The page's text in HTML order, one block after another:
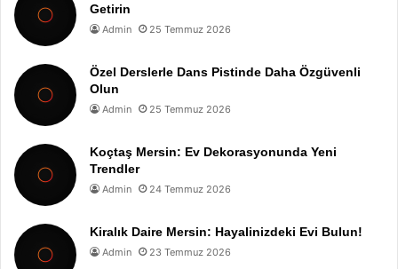
Getirin
Admin 25 Temmuz 2026
Özel Derslerle Dans Pistinde Daha Özgüvenli
Olun
Admin 25 Temmuz 2026
Koçtaş Mersin: Ev Dekorasyonunda Yeni
Trendler
Admin 24 Temmuz 2026
Kiralık Daire Mersin: Hayalinizdeki Evi Bulun!
Admin 23 Temmuz 2026